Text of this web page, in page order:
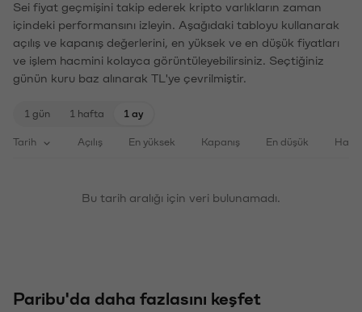
Sei fiyat geçmişini takip ederek kripto varlıkların zaman
içindeki performansını izleyin. Aşağıdaki tabloyu kullanarak
açılış ve kapanış değerlerini, en yüksek ve en düşük fiyatları
ve işlem hacmini kolayca görüntüleyebilirsiniz. Seçtiğiniz
günün kuru baz alınarak TL'ye çevrilmiştir.
1 gün 1 hafta 1 ay
Tarih Açılış En yüksek Kapanış En düşük
Bu tarih aralığı için veri bulunamadı.
Paribu'da daha fazlasını keşfet